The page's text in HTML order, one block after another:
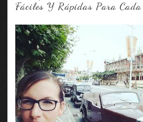
Fáciles Y Rápidas Para Cada